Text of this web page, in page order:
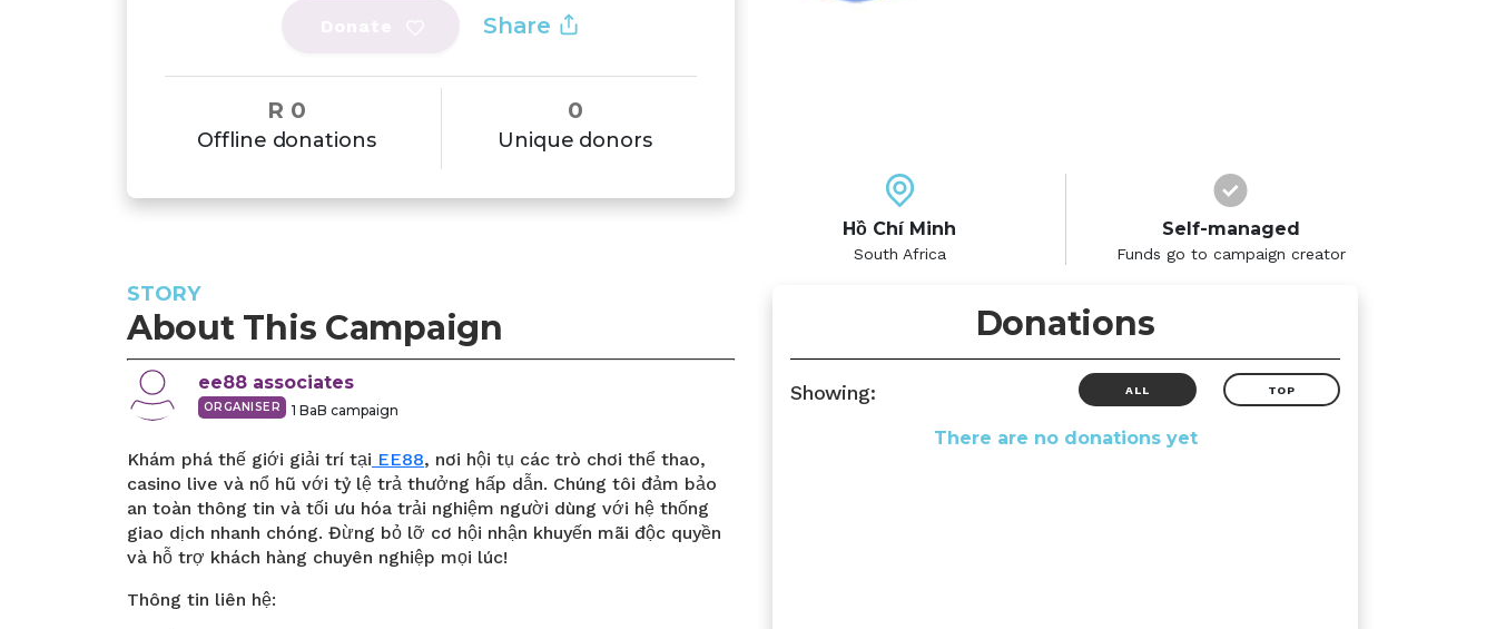
Share
R 0
Offline donations
0
Unique donors
Hồ Chí Minh
South Africa
Self-managed
Funds go to campaign creator
STORY
About This Campaign
ee88 associates
ORGANISER 1 BaB campaign
Khám phá thế giới giải trí tại EE88, nơi hội tụ các trò chơi thể thao,
casino live và nổ hũ với tỷ lệ trả thưởng hấp dẫn. Chúng tôi đảm bảo
an toàn thông tin và tối ưu hóa trải nghiệm người dùng với hệ thống
giao dịch nhanh chóng. Đừng bỏ lỡ cơ hội nhận khuyến mãi độc quyền
và hỗ trợ khách hàng chuyên nghiệp mọi lúc!
Thông tin liên hệ:
Donations
Showing: ALL TOP
There are no donations yet